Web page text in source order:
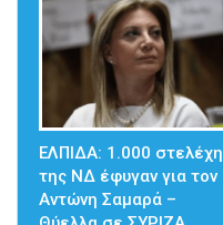
ΕΛΠΙΔΑ: 1.000 στελέχη
της ΝΔ έφυγαν για τον
Αντώνη Σαμαρά –